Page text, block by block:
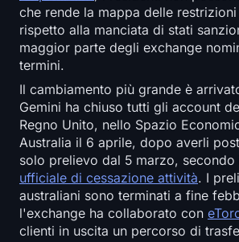
Valore Totale Bloccato
Conto alla rovescia dell'halving
ETH Gas Tracker
Tracker di Portafoglio Crypto
Calcolatore di Staking Crypto
che rende la mappa delle
rispetto alla manciata di stati
maggior parte degli exchange
termini.
Il cambiamento più grande è
Gemini ha chiuso tutti gli account
Regno Unito, nello Spazio
Australia il 6 aprile, dopo averli
solo prelievo dal 5 marzo, secondo
ufficiale di cessazione attività. I
australiani sono terminati a fine
l'exchange ha collaborato con
clienti in uscita un percorso di